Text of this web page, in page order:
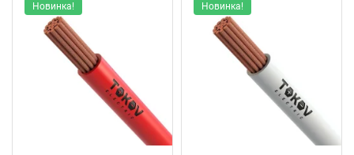
Новинка! Новинка!